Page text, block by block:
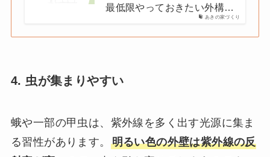
あきの家づくり
最低限やっておきたい外構…
4. 虫が集まりやすい
蛾や一部の甲虫は、紫外線を多く出す光源に集ま
る習性があります。 明るい色の外壁は紫外線の反